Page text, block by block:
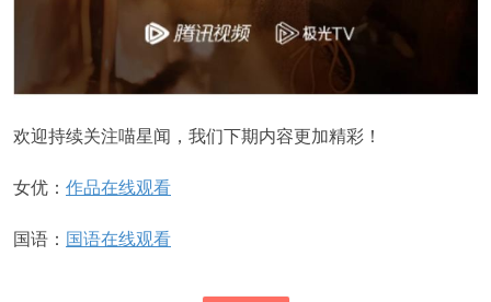
欢迎持续关注喵星闻，我们下期内容更加精彩！
女优： 作品在线观看
国语： 国语在线观看